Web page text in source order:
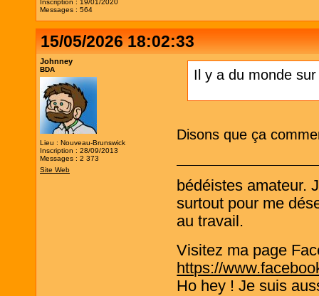
Messages : 564
15/05/2026 18:02:33
Johnney
BDA
Lieu : Nouveau-Brunswick
Inscription : 28/09/2013
Messages : 2 373
Site Web
Il y a du monde
Disons que ça
bédéistes amateur.
surtout pour me
au travail.
Visitez ma page
https://
Ho hey ! Je suis